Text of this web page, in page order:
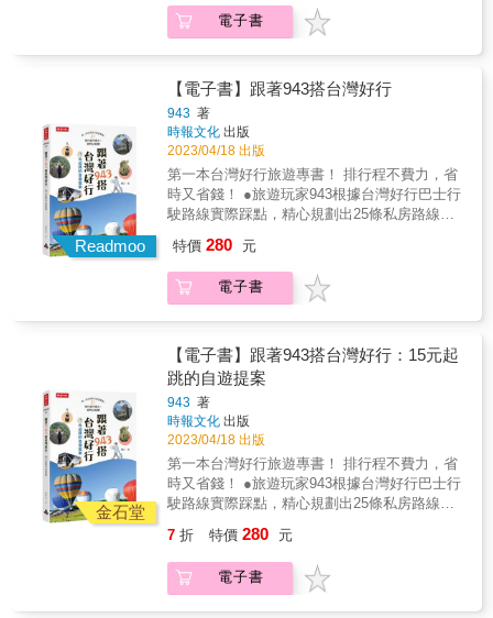
深入台灣鄉土的主題特輯
傳統慶典、古厝村落、在地物產、工藝技藝、
全書充滿可愛的插畫與手繪地圖
好看又好用的旅遊地圖21張＋超過100幅特色景
點小插圖，絕對愛不釋手 & 『 好 國 好 人 ，
好 地 方 。 』 & 旅行世界各國後，還是覺得台
灣最棒！ 這裡是亞洲最民主、最多元也最熱情
有趣的地方。 只要相處久了，就能確實體會台
民，但是我們是好國好人。」────言論自由鬥
士鄭南榕 如果要用一句話來介紹台灣，沒有
比這更好的描述， 如同台北是被低估的城市，
裡。 & 『 充 滿 趣 味 與 溫 度 的 台 灣 風 格
旅 遊 書 ！ 』 & 台北是個可愛、對旅人友善的
城市，是認識台灣的最佳起點。 不過台灣各地
也有著自己的個性與姿態，一個都不能被忽
略。 & 因此，暢銷書《GOOD EYE 台北挑剔
指南》作者郭佩怜和她在各領域的厲害朋友
們，將挑剔的眼光從台北擴大到台灣22個縣
市，懷著一顆愛台灣的心，挑戰製作世界第一
本中英雙語的台灣風格旅遊書《GOOD EYE 台
灣挑剔指南》，收錄各地的風格店家、年度活
最佳起點。& && & 『 為 什 麼 需 要 這 本 書
？ 』 & 重新發現台灣的魅力 &rarr; 拿來練英文
也不錯（誤） 從此變身旅遊達人 &rarr; 可能會
&mdash;&mdash;&mdash;&mdash; GOOD
EYE &hearts; TAIWAN 貓派狗派‧萬用貼紙 &
50篇深度特輯 Web App搭配旅行 21條旅遊路
線 1顆愛台灣的心 & 帶你和你的國外朋友穿梭
大街小巷，看見最真實可愛的台灣！ & 誠意嚴
選500家好店＋必訪景點
藝術與文化、 設計與生活風格、食材與料理、
咖啡與酒精、住宿與放鬆，絕對挑剔 推薦21條
新舊融合的旅遊路線
線，輕鬆跟著走，吃喝玩樂絕對過癮 收錄50篇
深入台灣鄉土的主題特輯
傳統慶典、古厝村落、在地物產、工藝技藝、
生態旅遊、地方創生&hellip;&hellip;絕對接地氣
全書充滿可愛的插畫與手繪地圖
好看又好用的旅遊地圖21張＋超過100幅特色景
點小插圖，絕對愛不釋手 & 『 好 國 好 人 ，
好 地 方 。 』 & 旅行世界各國後，還是覺得台
灣最棒！ 這裡是亞洲最民主、最多元也最熱情
有趣的地方。 只要相處久了，就能確實體會台
民，但是我們是好國好人。」────言論自由鬥
士鄭南榕 如果要用一句話來介紹台灣，沒有
比這更好的描述， 如同台北是被低估的城市，
台灣也絕對是被低估的國家！ 趕快來吧，只要
電子書
Readmoo
【電子書】跟著943搭台灣好行
943 著
時報文化 出版
2023/04/18 出版
第一本台灣好行旅遊專書！ 排行程不費力，省
時又省錢！ ●旅遊玩家943根據台灣好行巴士行
駛路線實際踩點，精心規劃出25條私房路線，
一日劵和套票更是超值！ ●台灣好行路線遍及
全台灣，接駁各大知名風景區，按書索驥，讓
你不必再為了如何安排行程燒腦，說走就走！
漫步或是離島探索，一年四季都有深度又有趣
的玩法。請跟著省錢旅遊作家943來趟節能減
碳、輕鬆自在的小旅行吧！ &
特價 280 元
電子書
金石堂
【電子書】跟著943搭台灣好行：15元起
跳的自遊提案
943 著
時報文化 出版
2023/04/18 出版
第一本台灣好行旅遊專書！ 排行程不費力，省
時又省錢！ ●旅遊玩家943根據台灣好行巴士行
駛路線實際踩點，精心規劃出25條私房路線，
一日劵和套票更是超值！ ●台灣好行路線遍及
全台灣，接駁各大知名風景區，按書索驥，讓
你不必再為了如何安排行程燒腦，說走就走！
7 折 特價 280 元
電子書